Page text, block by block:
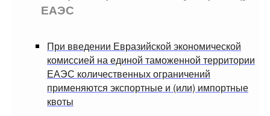
ЕАЭС
При введении Евразийской экономической
комиссией на единой таможенной территории
ЕАЭС количественных ограничений
применяются экспортные и (или) импортные
квоты